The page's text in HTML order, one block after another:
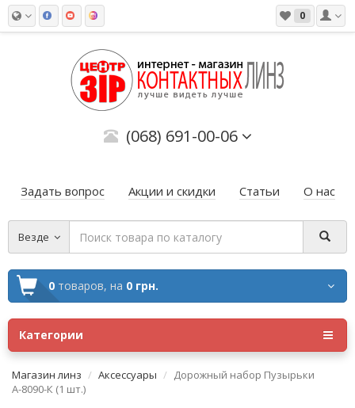
0
(068) 691-00-06
Задать вопрос Акции и скидки Статьи О нас
Везде
0 товаров, на 0 грн.
Категории
Магазин линз Аксессуары
Дорожный набор Пузырьки
А-8090-К (1 шт.)